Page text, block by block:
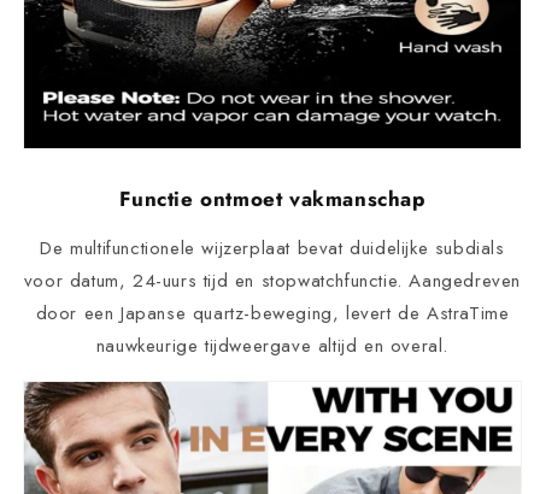
Functie ontmoet vakmanschap
De multifunctionele wijzerplaat bevat duidelijke subdials
voor datum, 24-uurs tijd en stopwatchfunctie. Aangedreven
door een Japanse quartz-beweging, levert de AstraTime
nauwkeurige tijdweergave altijd en overal.